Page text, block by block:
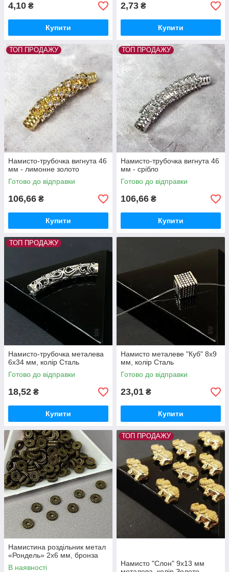
4,10 ₴
Купити
2,73 ₴
Купити
ТОП ПРОДАЖУ
Намисто-трубочка вигнута 46
мм - лимонне золото
Готово до відправки
106,66 ₴
Купити
ТОП ПРОДАЖУ
Намисто-трубочка вигнута 46
мм - срібло
Готово до відправки
106,66 ₴
Купити
ТОП ПРОДАЖУ
Намисто-трубочка металева
6х34 мм, колір Сталь
Готово до відправки
18,52 ₴
Купити
Намисто металеве "Куб" 8х9
мм, колір Сталь
Готово до відправки
23,01 ₴
Купити
Намистина роздільник метал
«Рондель» 2х6 мм, бронза
В наявності
ТОП ПРОДАЖУ
Намисто "Слон" 9х13 мм